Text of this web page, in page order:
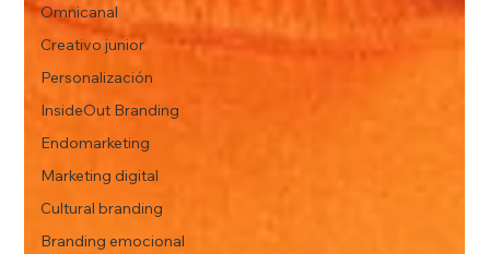
Omnicanal
Creativo junior
Personalización
InsideOut Branding
Endomarketing
Marketing digital
Cultural branding
Branding emocional